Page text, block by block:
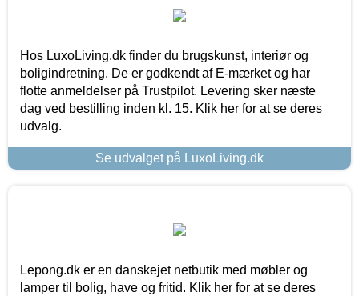
Hos LuxoLiving.dk finder du brugskunst, interiør og
boligindretning. De er godkendt af E-mærket og har
flotte anmeldelser på Trustpilot. Levering sker næste
dag ved bestilling inden kl. 15. Klik her for at se deres
udvalg.
Se udvalget på LuxoLiving.dk
Lepong.dk er en danskejet netbutik med møbler og
lamper til bolig, have og fritid. Klik her for at se deres